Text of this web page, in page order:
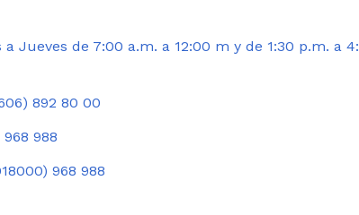
a Jueves de 7:00 a.m. a 12:00 m y de 1:30 p.m. a
892 80 00
988
968 988